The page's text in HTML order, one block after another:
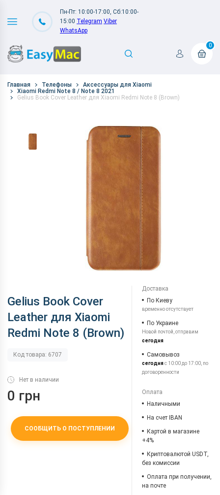
Пн-Пт: 10:00-17:00, Сб:10:00-
15:00 Telegram Viber
WhatsApp
0
Главная Телефоны
Аксессуары для Xiaomi
Xiaomi Redmi Note 8 / Note 8 2021
Gelius Book Cover Leather для Xiaomi Redmi Note 8 (Brown)
Gelius Book Cover
Leather для Xiaomi
Redmi Note 8 (Brown)
Код товара: 6707
Нет в наличии
0 грн
СООБЩИТЬ О ПОСТУПЛЕНИИ
Доставка
По Киеву
временно отсутствует
По Украине
Новой почтой, отправим
сегодня
Самовывоз
сегодняс 10:00 до 17:00, по
договоренности
Оплата
Наличными
На счет IBAN
Картой в магазине
+4%
Криптовалютой USDT,
без комиссии
Оплата при получении,
на почте